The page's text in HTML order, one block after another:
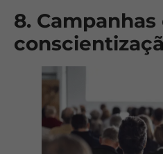
8. Campanhas